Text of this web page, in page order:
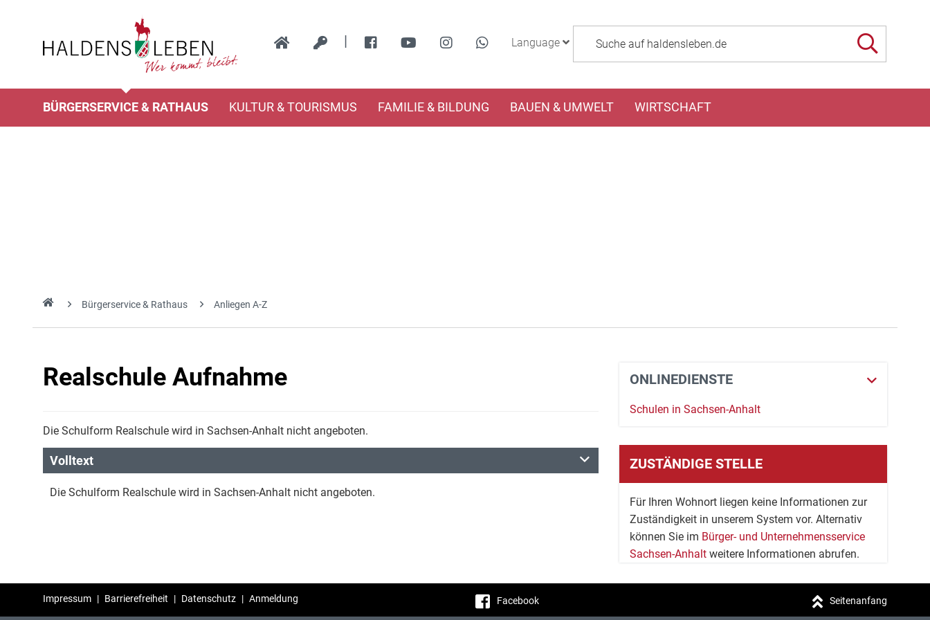
| Language
BÜRGERSERVICE & RATHAUS KULTUR & TOURISMUS FAMILIE & BILDUNG BAUEN & UMWELT WIRTSCHAFT
Bürgerservice & Rathaus Anliegen A-Z
Realschule Aufnahme
Die Schulform Realschule wird in Sachsen-Anhalt nicht angeboten.
Volltext
Die Schulform Realschule wird in Sachsen-Anhalt nicht angeboten.
ONLINEDIENSTE
Schulen in Sachsen-Anhalt
ZUSTÄNDIGE STELLE
Für Ihren Wohnort liegen keine Informationen zur
Zuständigkeit in unserem System vor. Alternativ
können Sie im Bürger- und Unternehmensservice
Sachsen-Anhalt weitere Informationen abrufen.
Impressum | Barrierefreiheit | Datenschutz | Anmeldung Facebook Seitenanfang